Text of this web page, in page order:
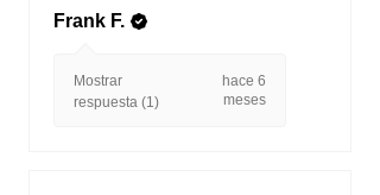
Frank F.
Mostrar
respuesta (1)
hace 6
meses